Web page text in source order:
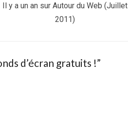
Next
Il y a un an sur Autour du Web (Juillet
2011)
d’écran gratuits !”